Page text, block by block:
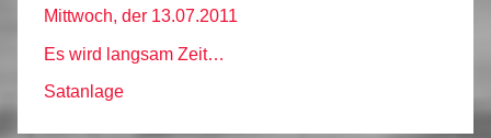
Mittwoch, der 13.07.2011
Es wird langsam Zeit…
Satanlage